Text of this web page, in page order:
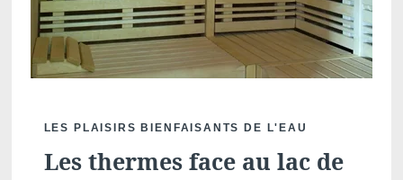
LES PLAISIRS BIENFAISANTS DE L'EAU
Les thermes face au lac de